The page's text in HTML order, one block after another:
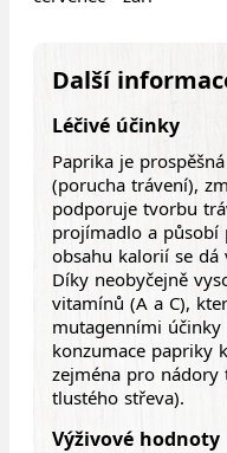
Další
Léčivé účinky
Paprika je
(porucha trávení),
podporuje tvorbu
projímadlo a působí
obsahu kalorií se dá
Díky neobyčejně
vitamínů (A a C),
mutagenními
konzumace papriky
zejména pro nádory
tlustého střeva).
Výživové hodnoty